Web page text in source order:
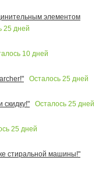
элементом
25 дней
10 дней
Осталось 25 дней
скидку!"
Осталось 25 дней
25 дней
стиральной машины!"